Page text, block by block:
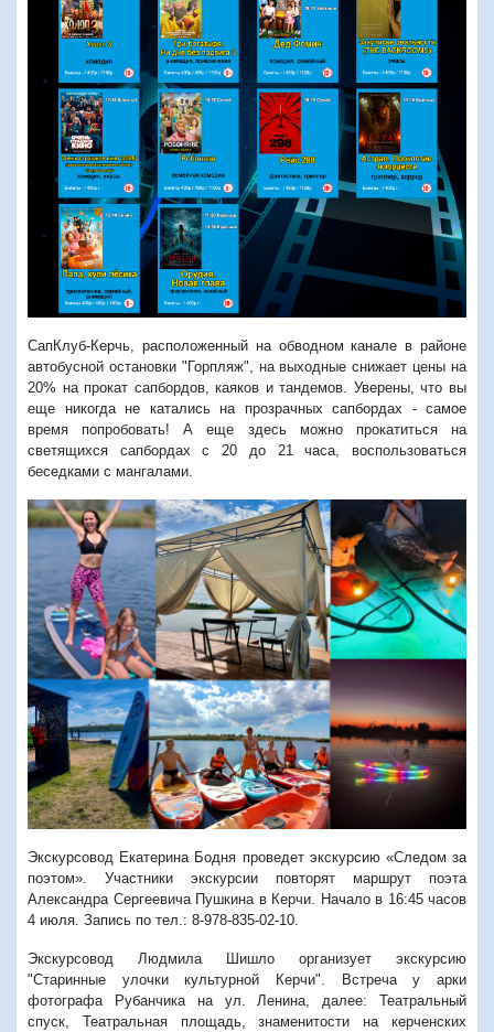
СапКлуб-Керчь, расположенный на обводном канале в районе
автобусной остановки "Горпляж", на выходные снижает цены на
20% на прокат сапбордов, каяков и тандемов. Уверены, что вы
еще никогда не катались на прозрачных сапбордах - самое
время попробовать! А еще здесь можно прокатиться на
светящихся сапбордах с 20 до 21 часа, воспользоваться
беседками с мангалами.
Экскурсовод Екатерина Бодня проведет экскурсию «Следом за
поэтом». Участники экскурсии повторят маршрут поэта
Александра Сергеевича Пушкина в Керчи. Начало в 16:45 часов
4 июля. Запись по тел.: 8-978-835-02-10.
Экскурсовод Людмила Шишло организует экскурсию
"Старинные улочки культурной Керчи". Встреча у арки
фотографа Рубанчика на ул. Ленина, далее: Театральный
спуск, Театральная площадь, знаменитости на керченских